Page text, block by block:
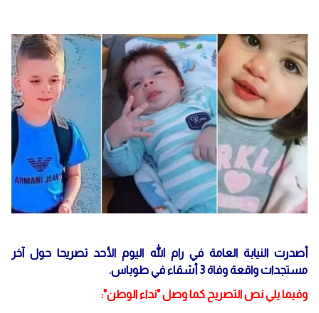
أصدرت النيابة العامة في رام الله اليوم الأحد تصريحا حول آخر
مستجدات واقعة وفاة 3 أشقاء في طوباس.
وفيما يلي نص التصريح كما وصل "نداء الوطن":